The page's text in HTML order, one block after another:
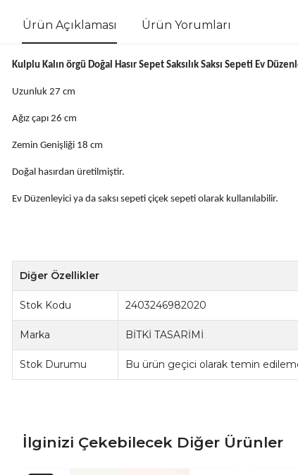
Ürün Açıklaması Ürün Yorumları
Kulplu Kalın örgü Doğal Hasır Sepet Saksılık Saksı Sepeti Ev
Uzunluk 27 cm
Ağız çapı 26 cm
Zemin Genişliği 18 cm
Doğal hasırdan üretilmiştir.
Ev Düzenleyici ya da saksı sepeti çiçek sepeti olarak kullanılabilir.
Diğer Özellikler
Stok Kodu 2403246982020
Marka BİTKİ TASARİMİ
Stok Durumu Bu ürün geçici olarak temin
İlginizi Çekebilecek Diğer Ürünler